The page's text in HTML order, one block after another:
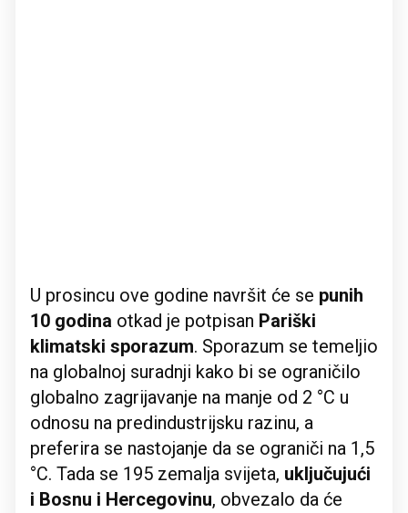
U prosincu ove godine navršit će se punih
10 godina otkad je potpisan Pariški
klimatski sporazum. Sporazum se temeljio
na globalnoj suradnji kako bi se ograničilo
globalno zagrijavanje na manje od 2 °C u
odnosu na predindustrijsku razinu, a
preferira se nastojanje da se ograniči na 1,5
°C. Tada se 195 zemalja svijeta, uključujući
i Bosnu i Hercegovinu, obvezalo da će